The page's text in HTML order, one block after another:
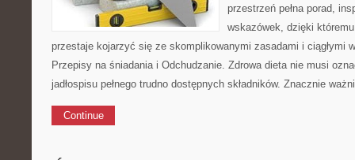
przestrzeń pełna porad,
wskazówek, dzięki
przestaje kojarzyć się ze skomplikowanymi zasadami i ciągłymi
Przepisy na śniadania i Odchudzanie. Zdrowa dieta nie musi
jadłospisu pełnego trudno dostępnych składników. Znacznie
Continue